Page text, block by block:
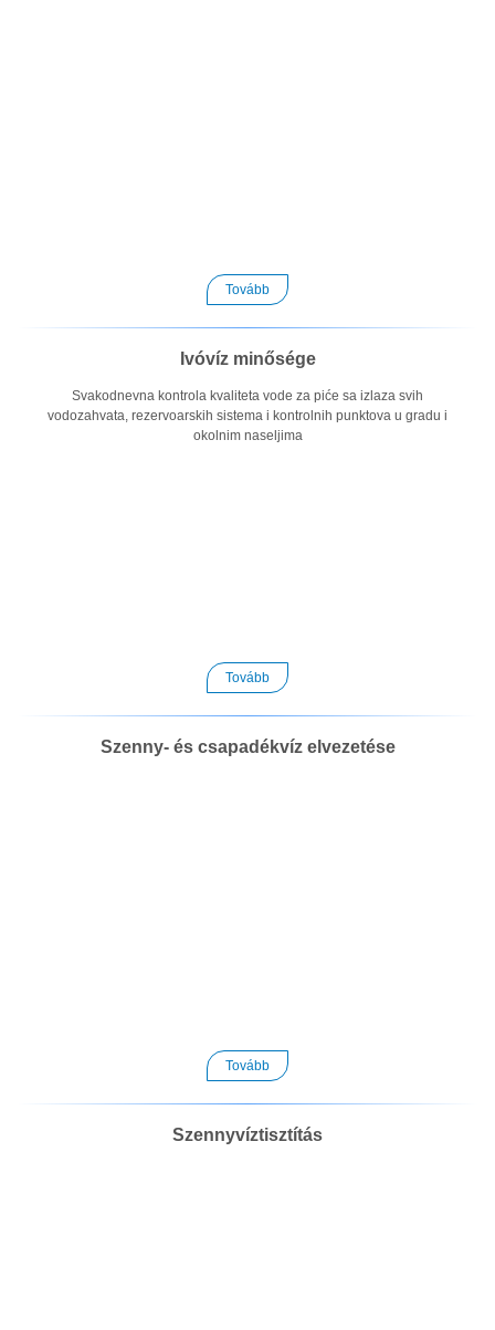
Tovább
Ivóvíz minősége
Svakodnevna kontrola kvaliteta vode za piće sa izlaza svih
vodozahvata, rezervoarskih sistema i kontrolnih punktova u gradu i
okolnim naseljima
Tovább
Szenny- és csapadékvíz elvezetése
Tovább
Szennyvíztisztítás